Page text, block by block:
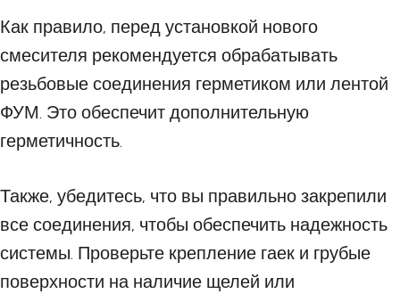
Как правило, перед установкой нового
смесителя рекомендуется обрабатывать
резьбовые соединения герметиком или лентой
ФУМ. Это обеспечит дополнительную
герметичность.
Также, убедитесь, что вы правильно закрепили
все соединения, чтобы обеспечить надежность
системы. Проверьте крепление гаек и грубые
поверхности на наличие щелей или